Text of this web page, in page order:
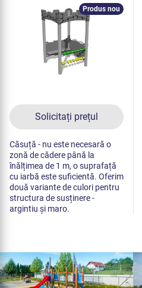
Solicitați prețul
Produs nou
Căsuță - nu este necesară o
zonă de cădere până la
înălțimea de 1 m, o suprafață
cu iarbă este suficientă. Oferim
două variante de culori pentru
structura de susținere -
argintiu și maro.